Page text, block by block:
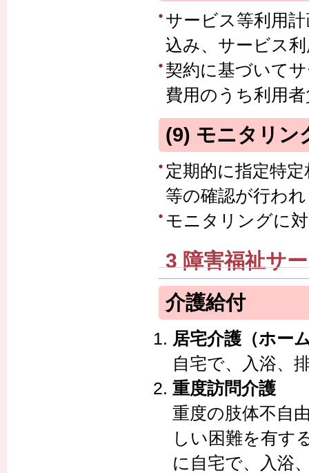
サービス等利用
込み、サービス
契約に基づいて
費用のうち利用
(9) モニタリン
定期的に指定特
等の確認が行わ
モニタリングに
3 障害福祉サ
介護給付
居宅介護（ホー
自宅で、入浴、
重度訪問介護
重度の肢体不自
しい困難を有す
に自宅で、入浴